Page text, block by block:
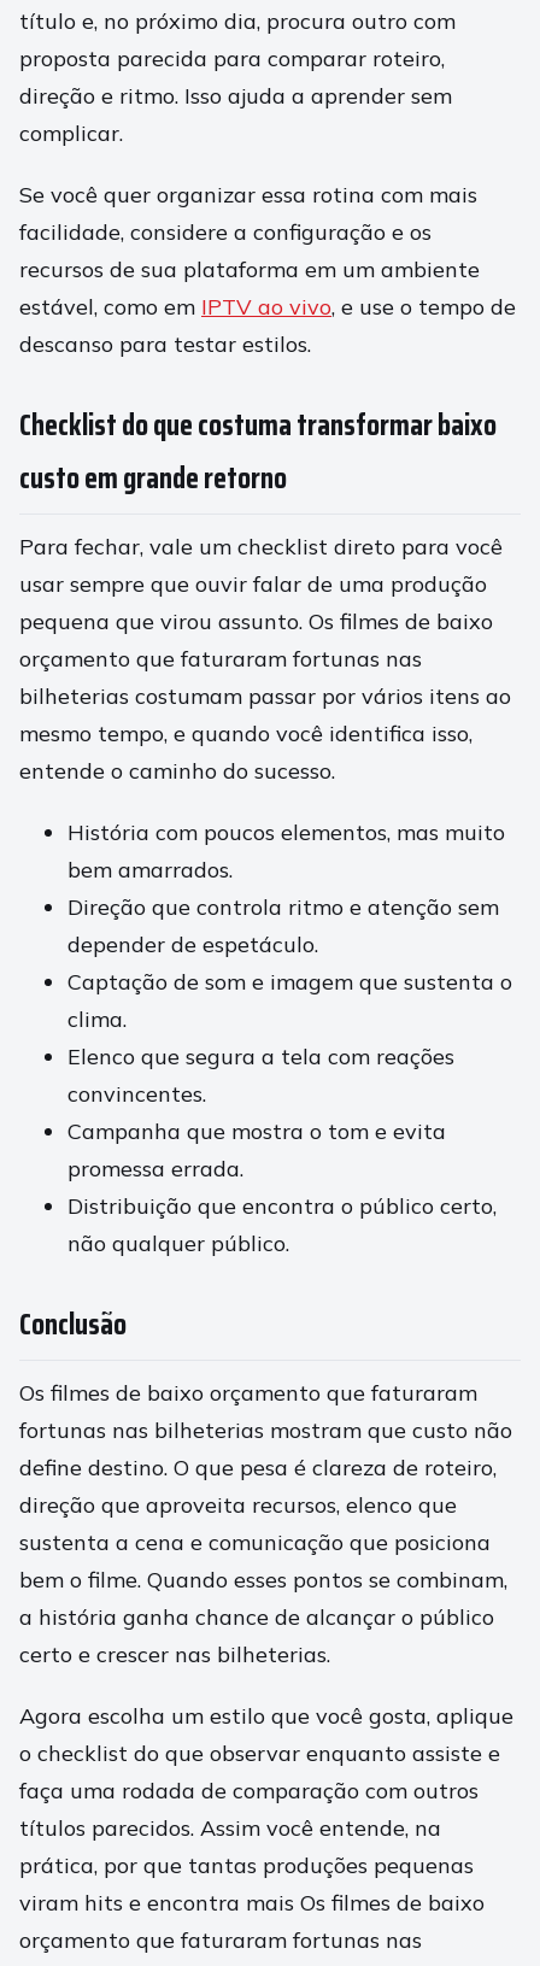
título e, no próximo dia, procura outro com
proposta parecida para comparar roteiro,
direção e ritmo. Isso ajuda a aprender sem
complicar.
Se você quer organizar essa rotina com mais
facilidade, considere a configuração e os
recursos de sua plataforma em um ambiente
estável, como em IPTV ao vivo, e use o tempo de
descanso para testar estilos.
Checklist do que costuma transformar baixo
custo em grande retorno
Para fechar, vale um checklist direto para você
usar sempre que ouvir falar de uma produção
pequena que virou assunto. Os filmes de baixo
orçamento que faturaram fortunas nas
bilheterias costumam passar por vários itens ao
mesmo tempo, e quando você identifica isso,
entende o caminho do sucesso.
História com poucos elementos, mas muito
bem amarrados.
Direção que controla ritmo e atenção sem
depender de espetáculo.
Captação de som e imagem que sustenta o
clima.
Elenco que segura a tela com reações
convincentes.
Campanha que mostra o tom e evita
promessa errada.
Distribuição que encontra o público certo,
não qualquer público.
Conclusão
Os filmes de baixo orçamento que faturaram
fortunas nas bilheterias mostram que custo não
define destino. O que pesa é clareza de roteiro,
direção que aproveita recursos, elenco que
sustenta a cena e comunicação que posiciona
bem o filme. Quando esses pontos se combinam,
a história ganha chance de alcançar o público
certo e crescer nas bilheterias.
Agora escolha um estilo que você gosta, aplique
o checklist do que observar enquanto assiste e
faça uma rodada de comparação com outros
títulos parecidos. Assim você entende, na
prática, por que tantas produções pequenas
viram hits e encontra mais Os filmes de baixo
orçamento que faturaram fortunas nas